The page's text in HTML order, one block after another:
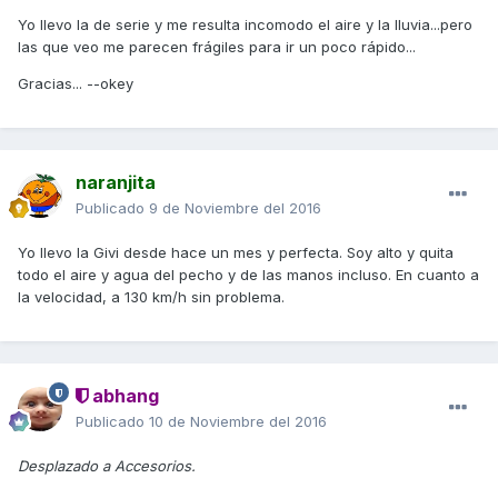
Yo llevo la de serie y me resulta incomodo el aire y la lluvia...pero
las que veo me parecen frágiles para ir un poco rápido...
Gracias... --okey
naranjita
Publicado 9 de Noviembre del 2016
Yo llevo la Givi desde hace un mes y perfecta. Soy alto y quita
todo el aire y agua del pecho y de las manos incluso. En cuanto a
la velocidad, a 130 km/h sin problema.
abhang
Publicado 10 de Noviembre del 2016
Desplazado a Accesorios.